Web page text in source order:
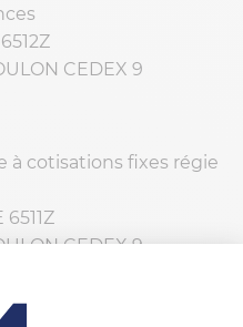
CEDEX 9
à cotisations fixes régie
CEDEX 9